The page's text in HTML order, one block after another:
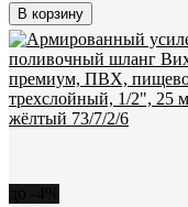
В корзину